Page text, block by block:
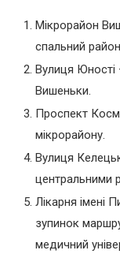
Мікрорайон
спальний
Вулиця Юності
Вишеньки.
Проспект
мікрорайону.
Вулиця
центральними
Лікарня імені
зупинок
медичний